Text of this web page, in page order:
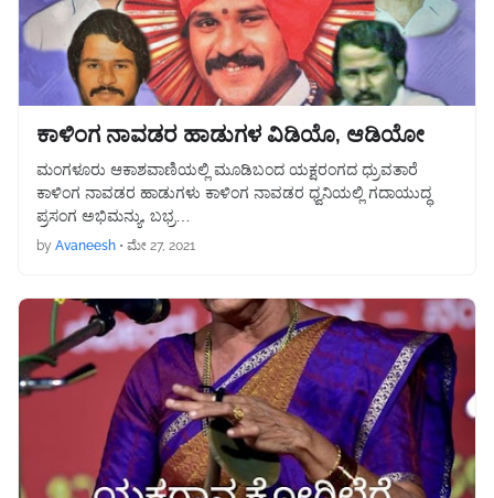
ಕಾಳಿಂಗ ನಾವಡರ ಹಾಡುಗಳ ವಿಡಿಯೊ, ಆಡಿಯೋ
ಮಂಗಳೂರು ಆಕಾಶವಾಣಿಯಲ್ಲಿ ಮೂಡಿಬಂದ ಯಕ್ಷರಂಗದ ಧ್ರುವತಾರೆ
ಕಾಳಿಂಗ ನಾವಡರ ಹಾಡುಗಳು ಕಾಳಿಂಗ ನಾವಡರ ಧ್ವನಿಯಲ್ಲಿ ಗದಾಯುದ್ಧ
ಪ್ರಸಂಗ ಅಭಿಮನ್ಯು, ಬಭ್ರ…
by Avaneesh • ಮೇ 27, 2021